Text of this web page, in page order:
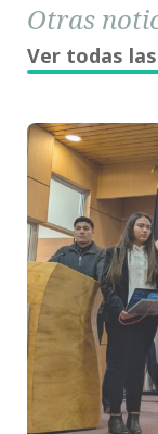
Otras
Ver todas